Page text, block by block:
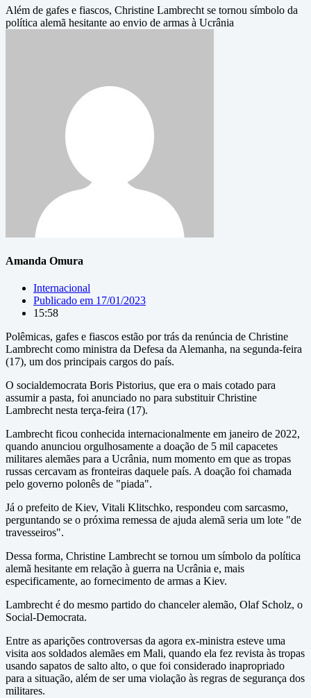
Além de gafes e fiascos, Christine Lambrecht se tornou símbolo da
política alemã hesitante ao envio de armas à Ucrânia
Amanda Omura
Internacional
Publicado em 17/01/2023
15:58
Polêmicas, gafes e fiascos estão por trás da renúncia de Christine
Lambrecht como ministra da Defesa da Alemanha, na segunda-feira
(17), um dos principais cargos do país.
O socialdemocrata Boris Pistorius, que era o mais cotado para
assumir a pasta, foi anunciado no para substituir Christine
Lambrecht nesta terça-feira (17).
Lambrecht ficou conhecida internacionalmente em janeiro de 2022,
quando anunciou orgulhosamente a doação de 5 mil capacetes
militares alemães para a Ucrânia, num momento em que as tropas
russas cercavam as fronteiras daquele país. A doação foi chamada
pelo governo polonês de "piada".
Já o prefeito de Kiev, Vitali Klitschko, respondeu com sarcasmo,
perguntando se o próxima remessa de ajuda alemã seria um lote "de
travesseiros".
Dessa forma, Christine Lambrecht se tornou um símbolo da política
alemã hesitante em relação à guerra na Ucrânia e, mais
especificamente, ao fornecimento de armas a Kiev.
Lambrecht é do mesmo partido do chanceler alemão, Olaf Scholz, o
Social-Democrata.
Entre as aparições controversas da agora ex-ministra esteve uma
visita aos soldados alemães em Mali, quando ela fez revista às tropas
usando sapatos de salto alto, o que foi considerado inapropriado
para a situação, além de ser uma violação às regras de segurança dos
militares.